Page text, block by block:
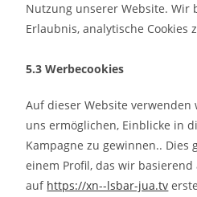
Nutzung unserer Website. Wir
Erlaubnis, analytische Cookies
5.3 Werbecookies
Auf dieser Website verwenden
uns ermöglichen, Einblicke in
Kampagne zu gewinnen.. Dies
einem Profil, das wir
auf https://xn--lsbar-jua.tv